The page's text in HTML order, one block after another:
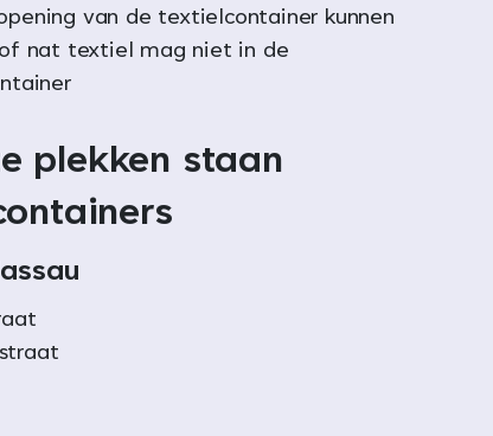
van de textielcontainer kunnen
nat textiel mag niet in de
plekken staan